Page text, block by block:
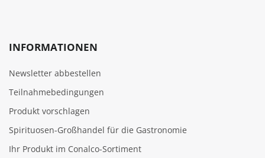
INFORMATIONEN
Newsletter abbestellen
Teilnahmebedingungen
Produkt vorschlagen
Spirituosen-Großhandel für die Gastronomie
Ihr Produkt im Conalco-Sortiment